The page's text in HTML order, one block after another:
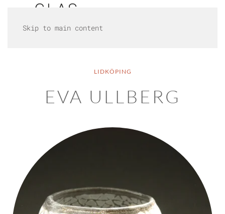
Skip to main content
LIDKÖPING
EVA ULLBERG